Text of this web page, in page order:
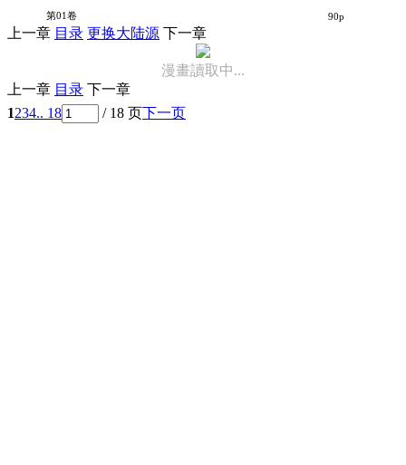
第01卷 90p
上一章 目录 更换大陆源 下一章
漫畫讀取中...
上一章 目录 下一章
1234.. 18 / 18 页下一页